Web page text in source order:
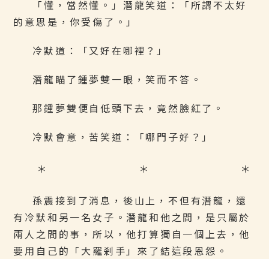
「懂，當然懂。」潛龍笑道：「所謂不太好
的意思是，你受傷了。」
冷默道：「又好在哪裡？」
潛龍瞄了鍾夢雙一眼，笑而不答。
那鍾夢雙便自低頭下去，竟然臉紅了。
冷默會意，苦笑道：「哪門子好？」
＊ ＊ ＊
孫震接到了消息，後山上，不但有潛龍，還
有冷默和另一名女子。潛龍和他之間，是只屬於
兩人之間的事，所以，他打算獨自一個上去，他
要用自己的「大羅剎手」來了結這段恩怨。